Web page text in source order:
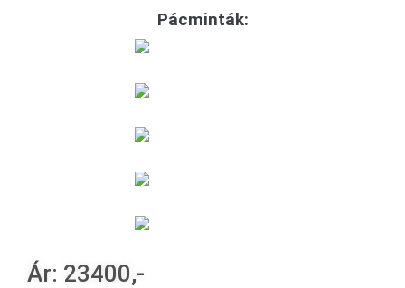
Pácminták:
Ár: 23400,-